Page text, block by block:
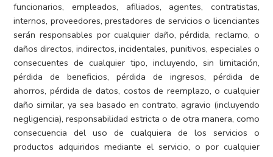
funcionarios, empleados, afiliados, agentes, contratistas,
internos, proveedores, prestadores de servicios o licenciantes
serán responsables por cualquier daño, pérdida, reclamo, o
daños directos, indirectos, incidentales, punitivos, especiales o
consecuentes de cualquier tipo, incluyendo, sin limitación,
pérdida de beneficios, pérdida de ingresos, pérdida de
ahorros, pérdida de datos, costos de reemplazo, o cualquier
daño similar, ya sea basado en contrato, agravio (incluyendo
negligencia), responsabilidad estricta o de otra manera, como
consecuencia del uso de cualquiera de los servicios o
productos adquiridos mediante el servicio, o por cualquier